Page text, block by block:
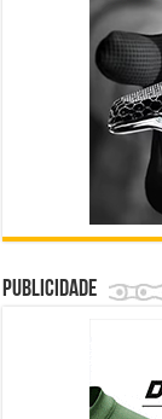
Publicidade